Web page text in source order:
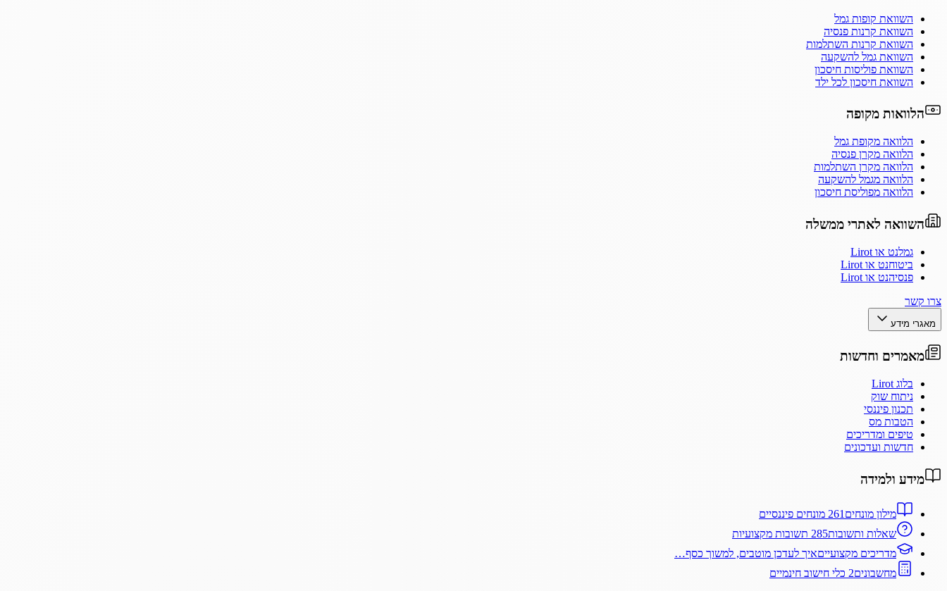
השוואת קופות גמל
השוואת קרנות פנסיה
השוואת קרנות השתלמות
השוואת גמל להשקעה
השוואת פוליסות חיסכון
השוואת חיסכון לכל ילד
הלוואות מקופה
הלוואה מקופת גמל
הלוואה מקרן פנסיה
הלוואה מקרן השתלמות
הלוואה מגמל להשקעה
הלוואה מפוליסת חיסכון
השוואה לאתרי ממשלה
גמלנט או Lirot
ביטוחנט או Lirot
פנסיהנט או Lirot
צרו קשר
מאגרי מידע
מאמרים וחדשות
בלוג Lirot
ניתוח שוק
תכנון פיננסי
הטבות מס
טיפים ומדריכים
חדשות ועדכונים
מידע ולמידה
מילון מונחים 261 מונחים פיננסיים
שאלות ותשובות285 תשובות מקצועיות
מדריכים מקצועייםאיך לעדכן מוטבים, למשוך כסף…
מחשבונים2 כלי חישוב חינמיים